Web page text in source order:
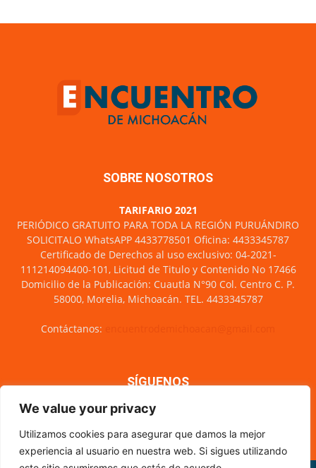
We value your privacy
Utilizamos cookies para asegurar que damos la mejor
experiencia al usuario en nuestra web. Si sigues utilizando
SOBRE NOSOTROS
TARIFARIO 2021
PERIÓDICO GRATUITO PARA TODA LA REGIÓN PURUÁNDIRO
SOLICITALO WhatsAPP 4433778501 Oficina: 4433345787
Certificado de Derechos al uso exclusivo: 04-2021-
111214094400-101, Licitud de Titulo y Contenido No 17466
Domicilio de la Publicación: Cuautla N°90 Col. Centro C. P.
58000, Morelia, Michoacán. TEL. 4433345787
Contáctanos:
SÍGUENOS